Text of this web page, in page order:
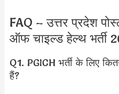
FAQ – उत्तर प्रदेश
ऑफ चाइल्ड हेल्थ भर्ती
Q1. PGICH भर्ती के लिए
हैं?